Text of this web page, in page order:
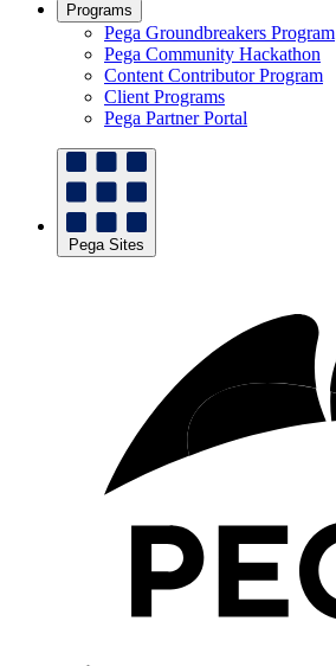
Programs
Pega Groundbreakers Program
Pega Community Hackathon
Content Contributor Program
Client Programs
Pega Partner Portal
Pega Sites